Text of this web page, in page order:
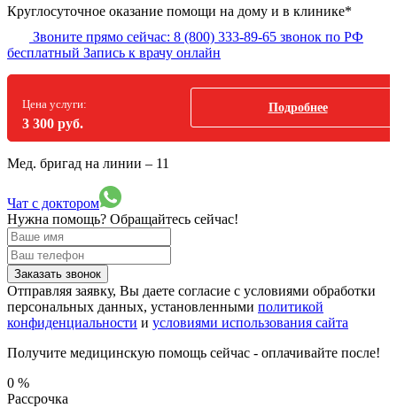
Круглосуточное оказание помощи на дому и в клинике*
Звоните прямо сейчас: 8 (800) 333-89-65 звонок по РФ
бесплатный Запись к врачу онлайн
Цена услуги:
3 300 руб.
Подробнее
Мед. бригад на линии – 11
Чат с доктором
Нужна помощь? Обращайтесь сейчас!
Заказать звонок
Отправляя заявку, Вы даете согласие с условиями обработки
персональных данных, установленными политикой
конфиденциальности и условиями использования сайта
Получите медицинскую помощь сейчас - оплачивайте после!
0 %
Рассрочка